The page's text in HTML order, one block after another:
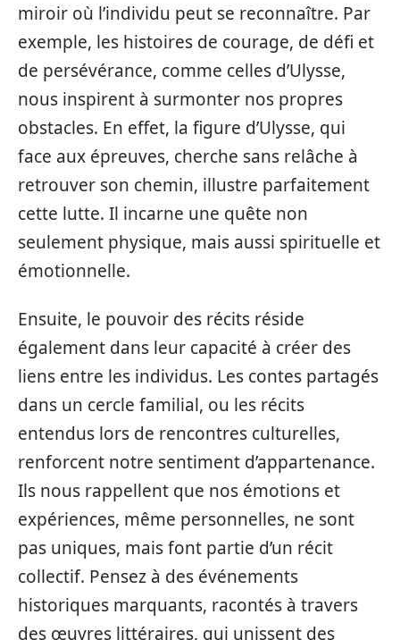
miroir où l’individu peut se reconnaître. Par
exemple, les histoires de courage, de défi et
de persévérance, comme celles d’Ulysse,
nous inspirent à surmonter nos propres
obstacles. En effet, la figure d’Ulysse, qui
face aux épreuves, cherche sans relâche à
retrouver son chemin, illustre parfaitement
cette lutte. Il incarne une quête non
seulement physique, mais aussi spirituelle et
émotionnelle.
Ensuite, le pouvoir des récits réside
également dans leur capacité à créer des
liens entre les individus. Les contes partagés
dans un cercle familial, ou les récits
entendus lors de rencontres culturelles,
renforcent notre sentiment d’appartenance.
Ils nous rappellent que nos émotions et
expériences, même personnelles, ne sont
pas uniques, mais font partie d’un récit
collectif. Pensez à des événements
historiques marquants, racontés à travers
des œuvres littéraires, qui unissent des